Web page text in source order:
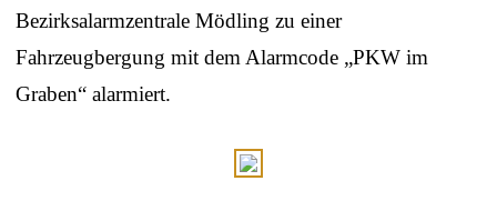
Bezirksalarmzentrale Mödling zu einer
Fahrzeugbergung mit dem Alarmcode „PKW im
Graben“ alarmiert.